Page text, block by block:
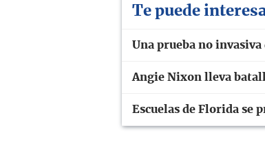
Te puede
Una prueba no
Angie Nixon lleva
Escuelas de Florida se